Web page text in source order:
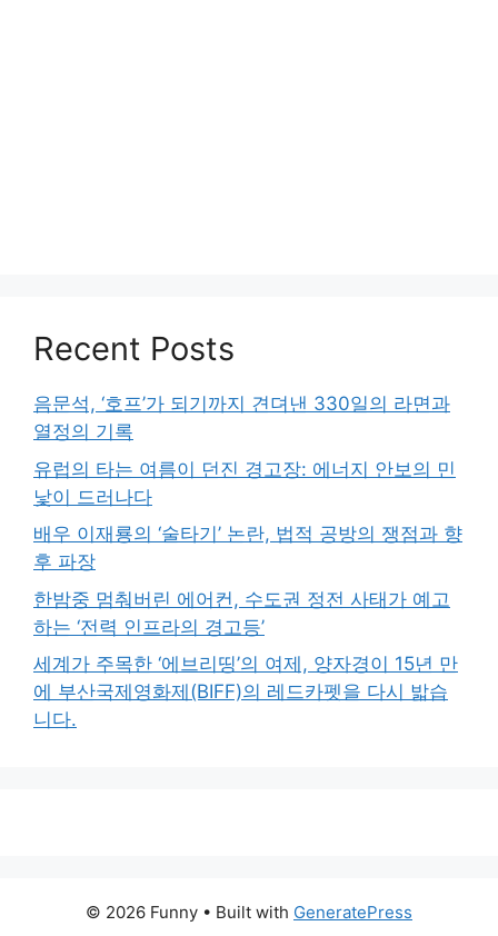
Recent Posts
음문석, ‘호프’가 되기까지 견뎌낸 330일의 라면과
열정의 기록
유럽의 타는 여름이 던진 경고장: 에너지 안보의 민
낯이 드러나다
배우 이재룡의 ‘술타기’ 논란, 법적 공방의 쟁점과 향
후 파장
한밤중 멈춰버린 에어컨, 수도권 정전 사태가 예고
하는 ‘전력 인프라의 경고등’
세계가 주목한 ‘에브리띵’의 여제, 양자경이 15년 만
에 부산국제영화제(BIFF)의 레드카펫을 다시 밟습
니다.
© 2026 Funny • Built with GeneratePress